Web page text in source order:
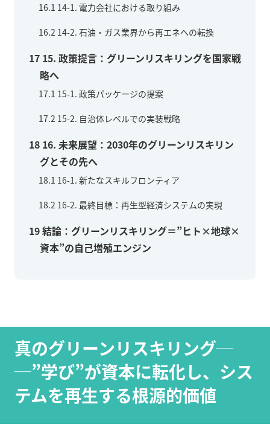
16.1 14-1. 電力会社における取り組み
16.2 14-2. 石油・ガス業界から再エネへの転換
17 15. 政策提言：グリーンリスキリングを国家戦
略へ
17.1 15-1. 政策パッケージの提案
17.2 15-2. 自治体レベルでの実装戦略
18 16. 未来展望：2030年のグリーンリスキリン
グとその先へ
18.1 16-1. 新たなスキルフロンティア
18.2 16-2. 最終目標：再生型経済システムの実現
19結論：グリーンリスキリング＝”ヒト×地球×
資本”の自己増殖エンジン
真のグリーンリスキリング─
─”学び”が資本に転化し、シス
テムを再生する根源的価値